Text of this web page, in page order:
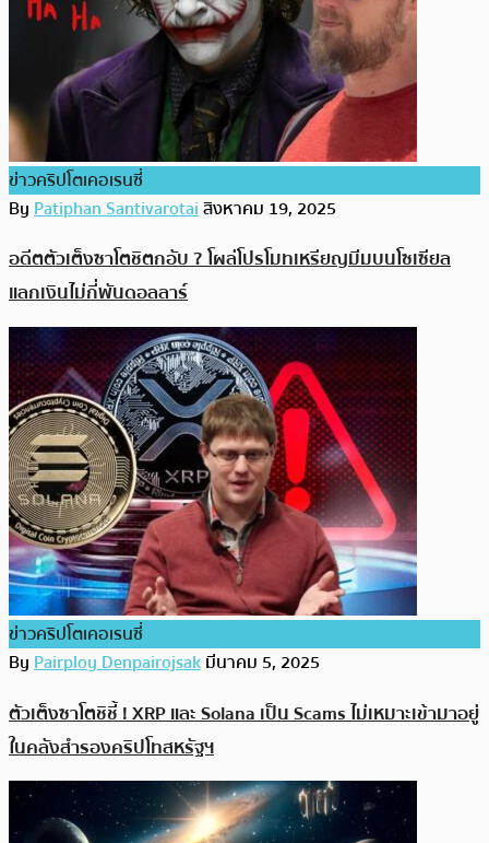
ข่าวคริปโตเคอเรนซี่
ByPatiphan Santivarotaiสิงหาคม 19, 2025
อดีตตัวเต็งซาโตชิตกอับ ? โผล่โปรโมทเหรียญมีมบนโซเซียล
แลกเงินไม่กี่พันดอลลาร์
ข่าวคริปโตเคอเรนซี่
ByPairploy Denpairojsakมีนาคม 5, 2025
ตัวเต็งซาโตชิชี้ ! XRP และ Solana เป็น Scams ไม่เหมาะเข้ามาอยู่
ในคลังสำรองคริปโทสหรัฐฯ